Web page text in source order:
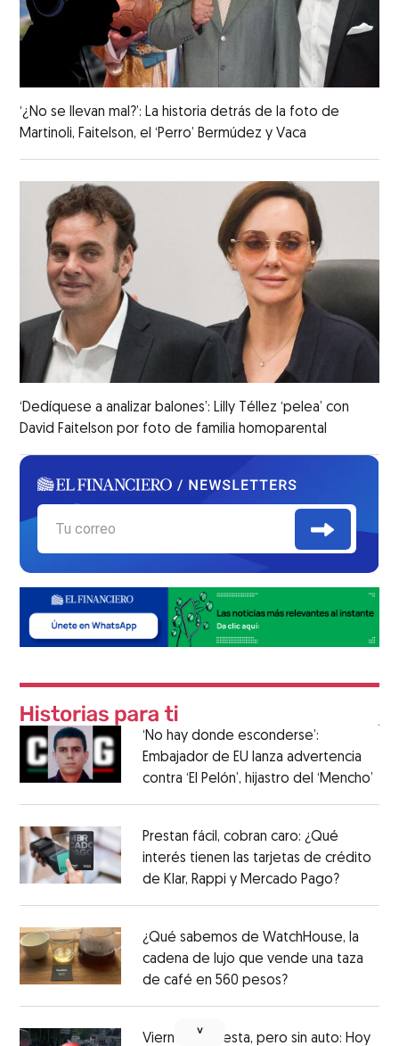
‘¿No se llevan mal?’: La historia detrás de la foto de
Martinoli, Faitelson, el ‘Perro’ Bermúdez y Vaca
‘Dedíquese a analizar balones’: Lilly Téllez ‘pelea’ con
David Faitelson por foto de familia homoparental
‘No hay donde esconderse’:
Embajador de EU lanza advertencia
contra ‘El Pelón’, hijastro del ‘Mencho’
Prestan fácil, cobran caro: ¿Qué
interés tienen las tarjetas de crédito
de Klar, Rappi y Mercado Pago?
¿Qué sabemos de WatchHouse, la
cadena de lujo que vende una taza
de café en 560 pesos?
Viernes de fiesta, pero sin auto: Hoy
˅